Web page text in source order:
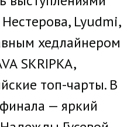
Lyudmi,
хедлайнером
SKRIPKA,
топ-чарты. В
— яркий